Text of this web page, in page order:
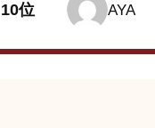
10位 AYA